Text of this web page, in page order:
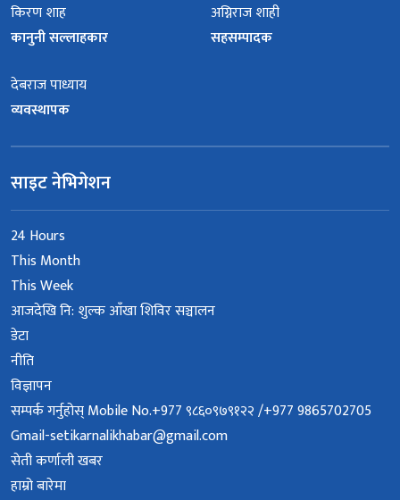
किरण शाह
कानुनी सल्लाहकार
अग्निराज शाही
सहसम्पादक
देबराज पाध्याय
व्यवस्थापक
साइट नेभिगेशन
24 Hours
This Month
This Week
आजदेखि नि: शुल्क आँखा शिविर सञ्चालन
डेटा
नीति
विज्ञापन
सम्पर्क गर्नुहोस् Mobile No.+977 ९८६०९७९१२२ /+977 9865702705
Gmail-setikarnalikhabar@gmail.com
सेती कर्णाली खबर
हाम्रो बारेमा